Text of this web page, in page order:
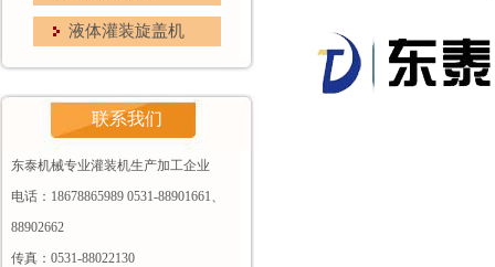
液体灌装旋盖机
联系我们
东泰机械专业灌装机生产加工企业
电话：18678865989 0531-88901661、
88902662
传真：0531-88022130